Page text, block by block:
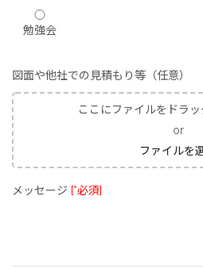
勉強会
図面や他社での見積もり等（任意）
ここにファイルをドラ
or
ファイルを
メッセージ [*必須]